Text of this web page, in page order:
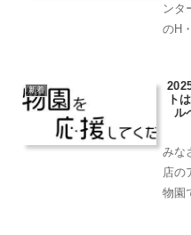
ンタ
のH
由
に
新着
ト
ル
みな
店の
物園